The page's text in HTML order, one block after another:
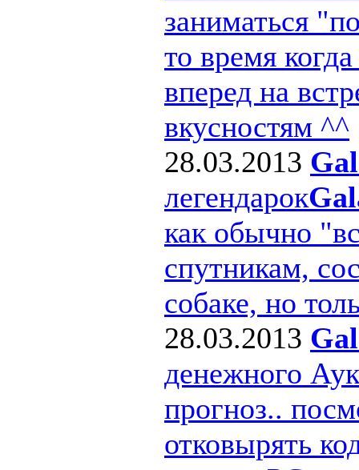
заниматься
то время
вперед на
вкусностям ^^
28.03.2013
легендарок
как обычно
спутникам,
собаке, но
28.03.2013
денежного
прогноз..
отковырять